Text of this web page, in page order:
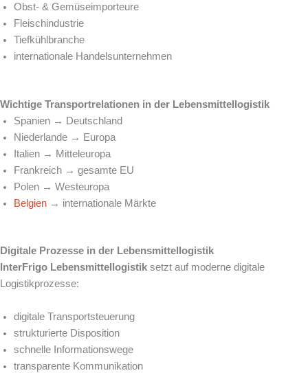
Obst- & Gemüseimporteure
Fleischindustrie
Tiefkühlbranche
internationale Handelsunternehmen
Wichtige Transportrelationen in der Lebensmittellogistik
Spanien → Deutschland
Niederlande → Europa
Italien → Mitteleuropa
Frankreich → gesamte EU
Polen → Westeuropa
Belgien → internationale Märkte
Digitale Prozesse in der Lebensmittellogistik
InterFrigo Lebensmittellogistik setzt auf moderne digitale
Logistikprozesse:
digitale Transportsteuerung
strukturierte Disposition
schnelle Informationswege
transparente Kommunikation